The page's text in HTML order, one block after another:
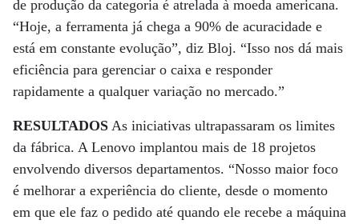
de produção da categoria é atrelada à moeda americana.
“Hoje, a ferramenta já chega a 90% de acuracidade e
está em constante evolução”, diz Bloj. “Isso nos dá mais
eficiência para gerenciar o caixa e responder
rapidamente a qualquer variação no mercado.”
RESULTADOS As iniciativas ultrapassaram os limites
da fábrica. A Lenovo implantou mais de 18 projetos
envolvendo diversos departamentos. “Nosso maior foco
é melhorar a experiência do cliente, desde o momento
em que ele faz o pedido até quando ele recebe a máquina